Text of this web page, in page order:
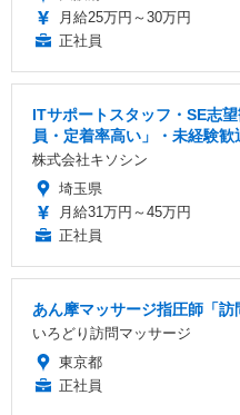
月給25万円～30万円
正社員
ITサポートスタッフ・SE志
員・定着率高い」・未経験歓
株式会社キソシン
埼玉県
月給31万円～45万円
正社員
あん摩マッサージ指圧師「
いろどり訪問マッサージ
東京都
正社員